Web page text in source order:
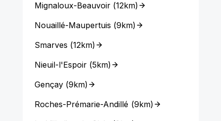
Mignaloux-Beauvoir(12km)
Nouaillé-Maupertuis (9km)
Smarves (12km)
Nieuil-l'Espoir(5km)
Gençay(9km)
Roches-Prémarie-Andillé (9km)